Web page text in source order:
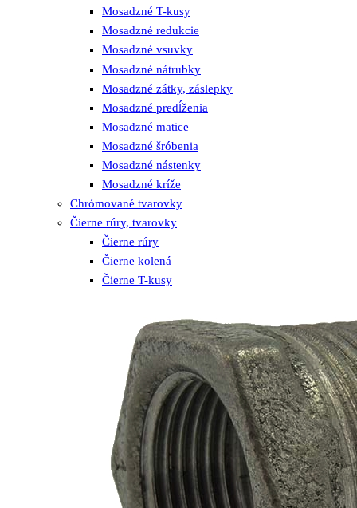
Mosadzné T-kusy
Mosadzné redukcie
Mosadzné vsuvky
Mosadzné nátrubky
Mosadzné zátky, záslepky
Mosadzné predĺženia
Mosadzné matice
Mosadzné šróbenia
Mosadzné nástenky
Mosadzné kríže
Chrómované tvarovky
Čierne rúry, tvarovky
Čierne rúry
Čierne kolená
Čierne T-kusy